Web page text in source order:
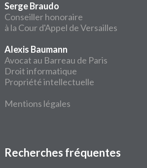
Serge Braudo
Conseiller honoraire
à la Cour d'Appel de Versailles
Alexis Baumann
Avocat au Barreau de Paris
Droit informatique
Propriété intellectuelle
Mentions légales
Recherches fréquentes